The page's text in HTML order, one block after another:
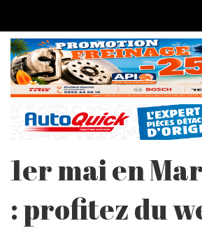
ACCUEIL
ESSAIS PAR MARQUE
1er mai en
: profitez du